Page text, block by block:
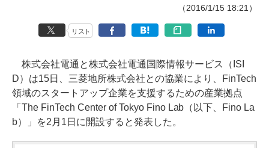
（2016/1/15 18:21）
リスト
株式会社電通と株式会社電通国際情報サービス（ISI
D）は15日、三菱地所株式会社との協業により、FinTech
領域のスタートアップ企業を支援するための産業拠点
「The FinTech Center of Tokyo Fino Lab（以下、Fino La
b）」を2月1日に開設すると発表した。